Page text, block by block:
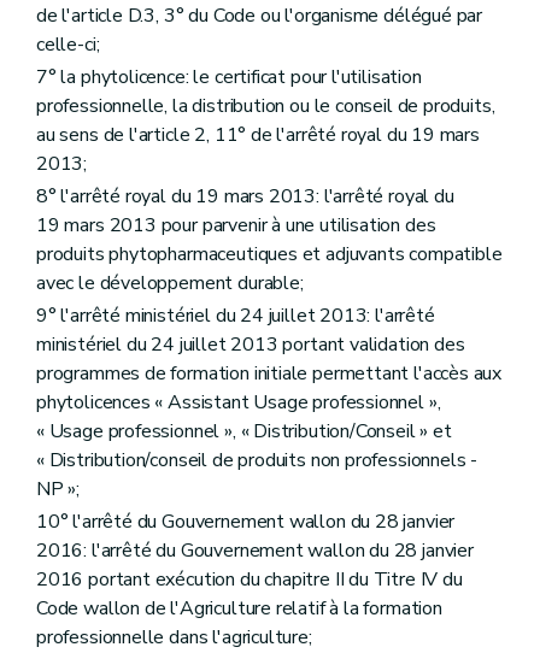
de l'article D.3, 3° du Code ou l'organisme délégué par
celle-ci;
7° la phytolicence: le certificat pour l'utilisation
professionnelle, la distribution ou le conseil de produits,
au sens de l'article 2, 11° de l'arrêté royal du 19 mars
2013;
8° l'arrêté royal du 19 mars 2013: l'arrêté royal du
19 mars 2013 pour parvenir à une utilisation des
produits phytopharmaceutiques et adjuvants compatible
avec le développement durable;
9° l'arrêté ministériel du 24 juillet 2013: l'arrêté
ministériel du 24 juillet 2013 portant validation des
programmes de formation initiale permettant l'accès aux
phytolicences « Assistant Usage professionnel »,
« Usage professionnel », « Distribution/Conseil » et
« Distribution/conseil de produits non professionnels -
NP »;
10° l'arrêté du Gouvernement wallon du 28 janvier
2016: l'arrêté du Gouvernement wallon du 28 janvier
2016 portant exécution du chapitre II du Titre IV du
Code wallon de l'Agriculture relatif à la formation
professionnelle dans l'agriculture;